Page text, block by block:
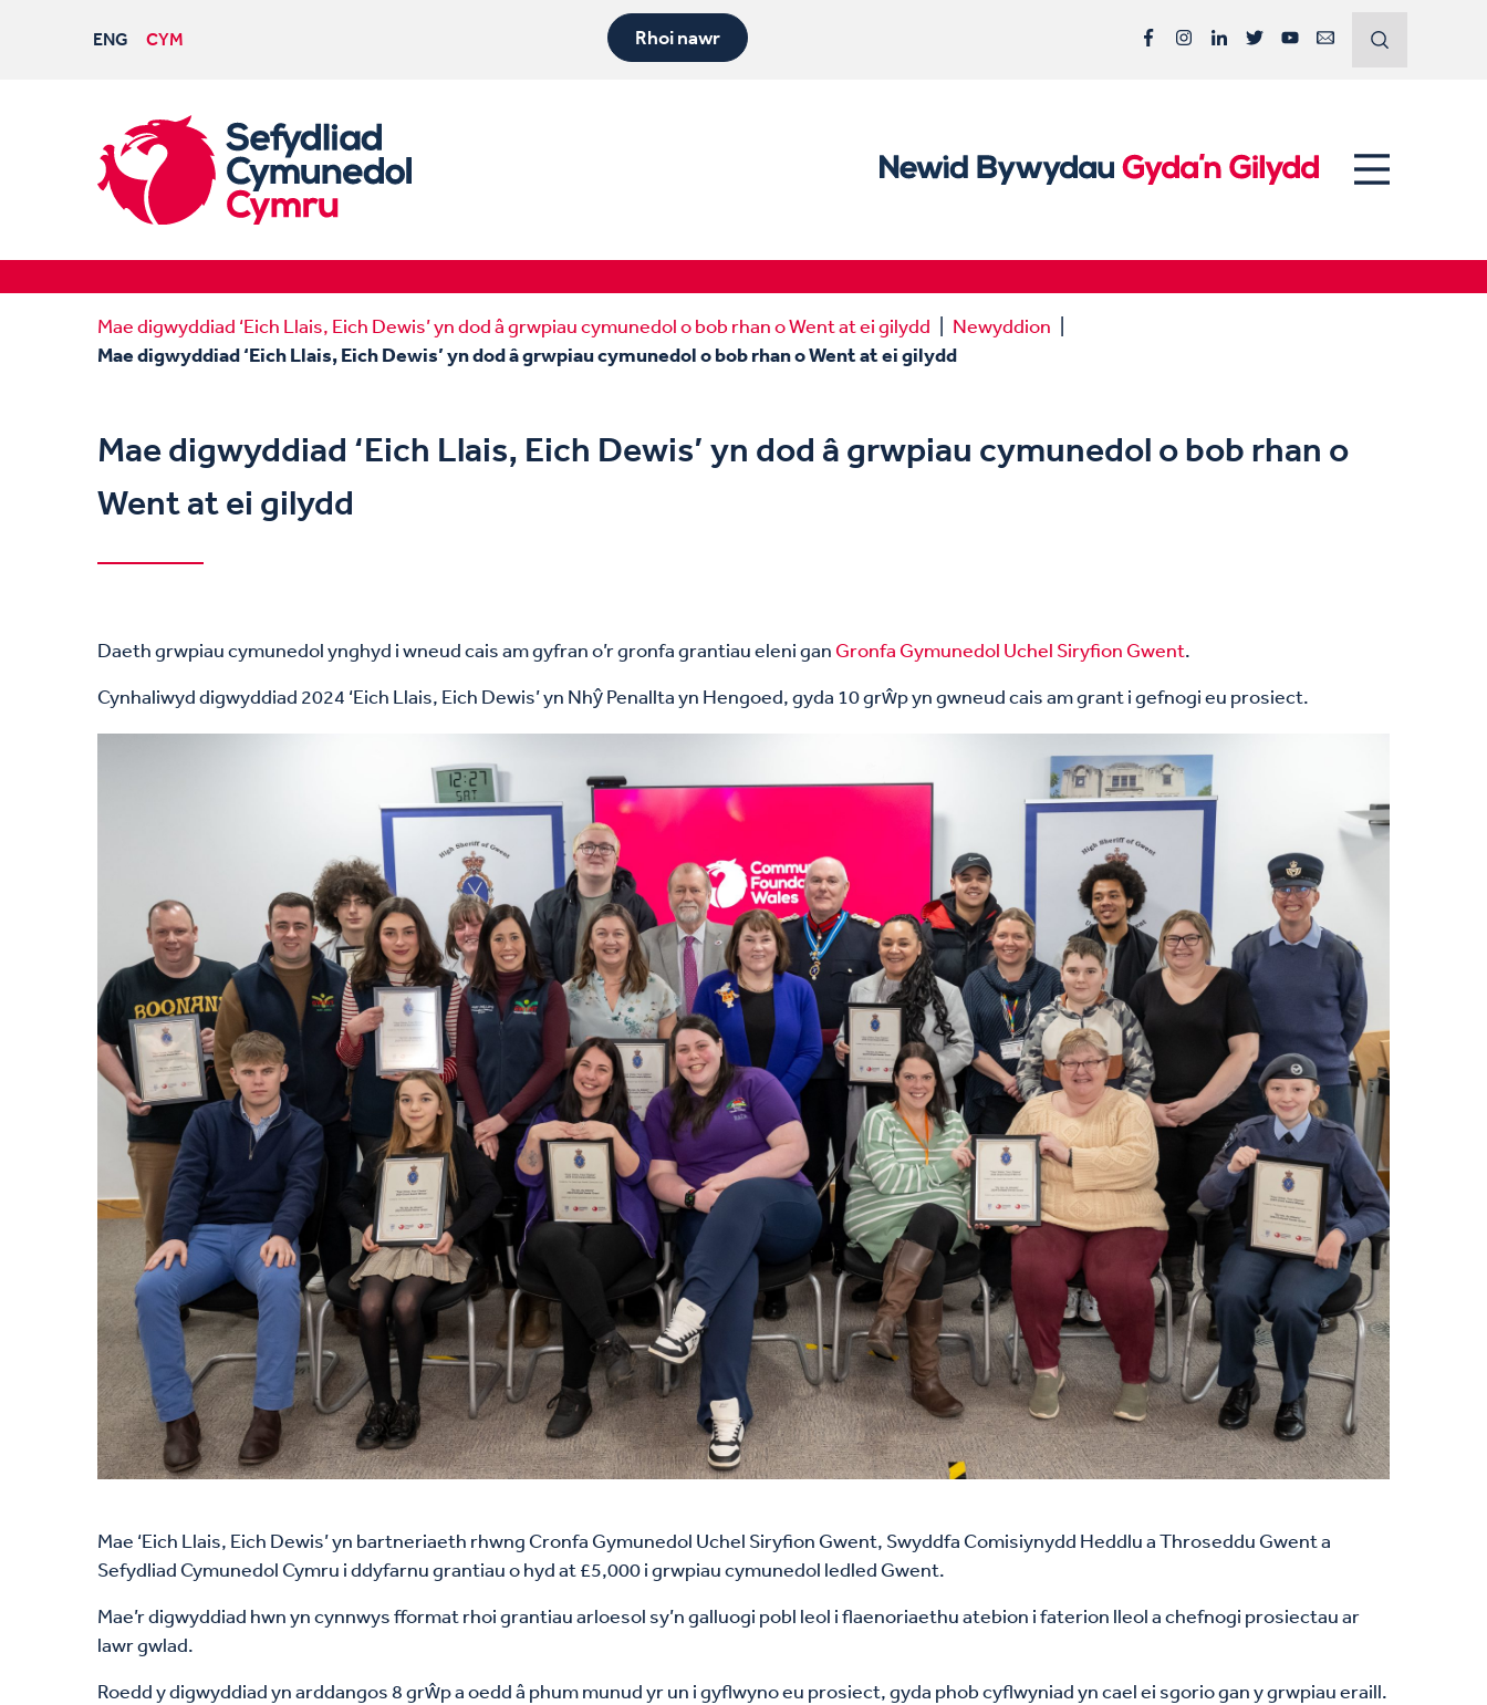
ENG CYM Rhoi nawr
Mae digwyddiad ‘Eich Llais, Eich Dewis’ yn dod â grwpiau cymunedol o bob rhan o Went at ei gilydd Newyddion
Mae digwyddiad ‘Eich Llais, Eich Dewis’ yn dod â grwpiau cymunedol o bob rhan o Went at ei gilydd
Mae digwyddiad ‘Eich Llais, Eich Dewis’ yn dod â grwpiau cymunedol o bob rhan o
Went at ei gilydd
Daeth grwpiau cymunedol ynghyd i wneud cais am gyfran o’r gronfa grantiau eleni gan Gronfa Gymunedol Uchel Siryfion Gwent.
Cynhaliwyd digwyddiad 2024 ‘Eich Llais, Eich Dewis’ yn Nhŷ Penallta yn Hengoed, gyda 10 grŵp yn gwneud cais am grant i gefnogi eu prosiect.
Mae ‘Eich Llais, Eich Dewis’ yn bartneriaeth rhwng Cronfa Gymunedol Uchel Siryfion Gwent, Swyddfa Comisiynydd Heddlu a Throseddu Gwent a
Sefydliad Cymunedol Cymru i ddyfarnu grantiau o hyd at £5,000 i grwpiau cymunedol ledled Gwent.
Mae’r digwyddiad hwn yn cynnwys fformat rhoi grantiau arloesol sy’n galluogi pobl leol i flaenoriaethu atebion i faterion lleol a chefnogi prosiectau ar
lawr gwlad.
Roedd y digwyddiad yn arddangos 8 grŵp a oedd â phum munud yr un i gyflwyno eu prosiect, gyda phob cyflwyniad yn cael ei sgorio gan y grwpiau eraill.